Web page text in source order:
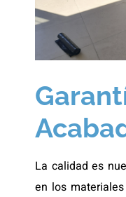
La calidad es
en los